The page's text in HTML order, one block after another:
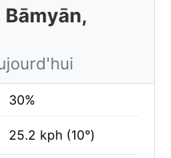
30%
25.2 kph (10°)